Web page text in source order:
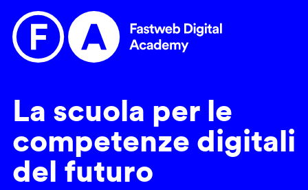
La scuola per le
competenze digitali
del futuro